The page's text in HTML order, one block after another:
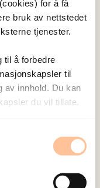
for å få
bruk av nettstedet
tjenester.
til å forbedre
til
av innhold. Du kan
du vil tillate.
og
og traumatisk